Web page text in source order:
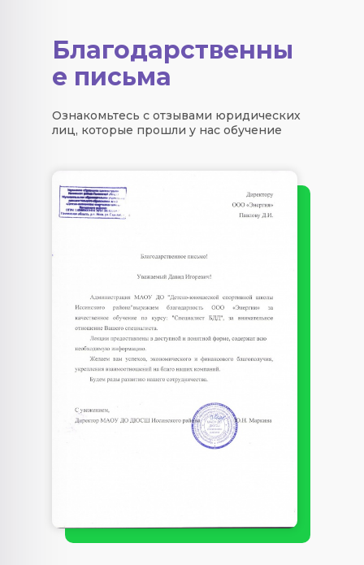
Благодарственны
е письма
Ознакомьтесь с отзывами юридических
лиц, которые прошли у нас обучение